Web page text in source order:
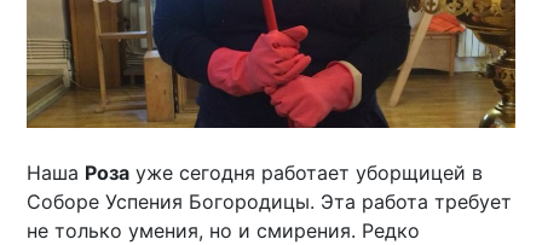
Наша Роза уже сегодня работает уборщицей в
Соборе Успения Богородицы. Эта работа требует
не только умения, но и смирения. Редко